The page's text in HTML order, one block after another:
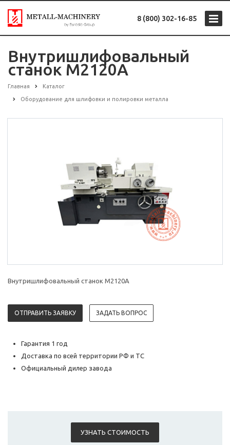
8 (800) 302-16-85
Внутришлифовальный
станок М2120А
Главная Каталог
Оборудование для шлифовки и полировки металла
Внутришлифовальный станок М2120А
ОТПРАВИТЬ ЗАЯВКУ ЗАДАТЬ ВОПРОС
Гарантия 1 год
Доставка по всей территории РФ и ТС
Официальный дилер завода
УЗНАТЬ СТОИМОСТЬ